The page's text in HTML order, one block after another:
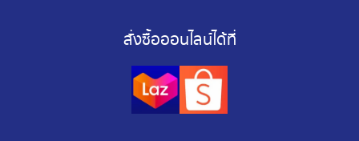
สั่งซื้อออนไลน์ได้ที่